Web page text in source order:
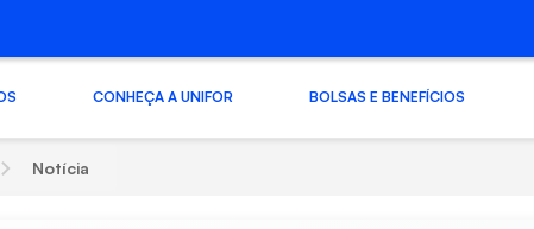
CONHEÇA A UNIFOR BOLSAS E BENEFÍCIOS
Notícia